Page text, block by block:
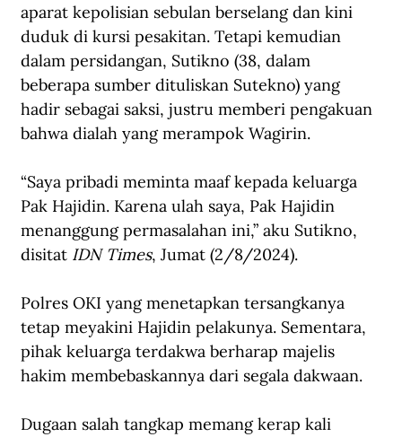
aparat kepolisian sebulan berselang dan kini
duduk di kursi pesakitan. Tetapi kemudian
dalam persidangan, Sutikno (38, dalam
beberapa sumber dituliskan Sutekno) yang
hadir sebagai saksi, justru memberi pengakuan
bahwa dialah yang merampok Wagirin.
“Saya pribadi meminta maaf kepada keluarga
Pak Hajidin. Karena ulah saya, Pak Hajidin
menanggung permasalahan ini,” aku Sutikno,
disitat IDN Times, Jumat (2/8/2024).
Polres OKI yang menetapkan tersangkanya
tetap meyakini Hajidin pelakunya. Sementara,
pihak keluarga terdakwa berharap majelis
hakim membebaskannya dari segala dakwaan.
Dugaan salah tangkap memang kerap kali